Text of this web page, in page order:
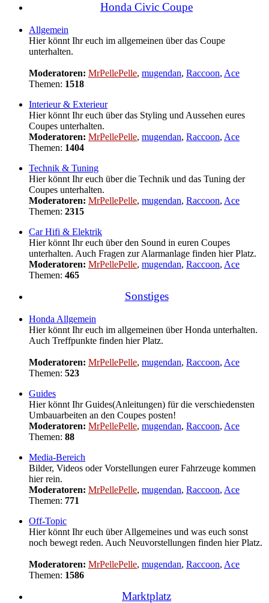
Honda Civic Coupe
Allgemein
Hier könnt Ihr euch im allgemeinen über das Coupe
unterhalten.
Moderatoren: MrPellePelle, mugendan, Raccoon, Ace
Themen: 1518
Interieur & Exterieur
Hier könnt Ihr euch über das Styling und Aussehen eures
Coupes unterhalten.
Moderatoren: MrPellePelle, mugendan, Raccoon, Ace
Themen: 1404
Technik & Tuning
Hier könnt Ihr euch über die Technik und das Tuning der
Coupes unterhalten.
Moderatoren: MrPellePelle, mugendan, Raccoon, Ace
Themen: 2315
Car Hifi & Elektrik
Hier könnt Ihr euch über den Sound in euren Coupes
unterhalten. Auch Fragen zur Alarmanlage finden hier Platz.
Moderatoren: MrPellePelle, mugendan, Raccoon, Ace
Themen: 465
Sonstiges
Honda Allgemein
Hier könnt Ihr euch im allgemeinen über Honda unterhalten.
Auch Treffpunkte finden hier Platz.
Moderatoren: MrPellePelle, mugendan, Raccoon, Ace
Themen: 523
Guides
Hier könnt Ihr Guides(Anleitungen) für die verschiedensten
Umbauarbeiten an den Coupes posten!
Moderatoren: MrPellePelle, mugendan, Raccoon, Ace
Themen: 88
Media-Bereich
Bilder, Videos oder Vorstellungen eurer Fahrzeuge kommen
hier rein.
Moderatoren: MrPellePelle, mugendan, Raccoon, Ace
Themen: 771
Off-Topic
Hier könnt Ihr euch über Allgemeines und was euch sonst
noch bewegt reden. Auch Neuvorstellungen finden hier Platz.
Moderatoren: MrPellePelle, mugendan, Raccoon, Ace
Themen: 1586
Marktplatz